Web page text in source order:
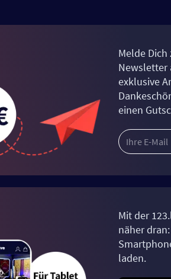
Melde
Newsletter
exklusive
einen
Mit der
näher
laden.